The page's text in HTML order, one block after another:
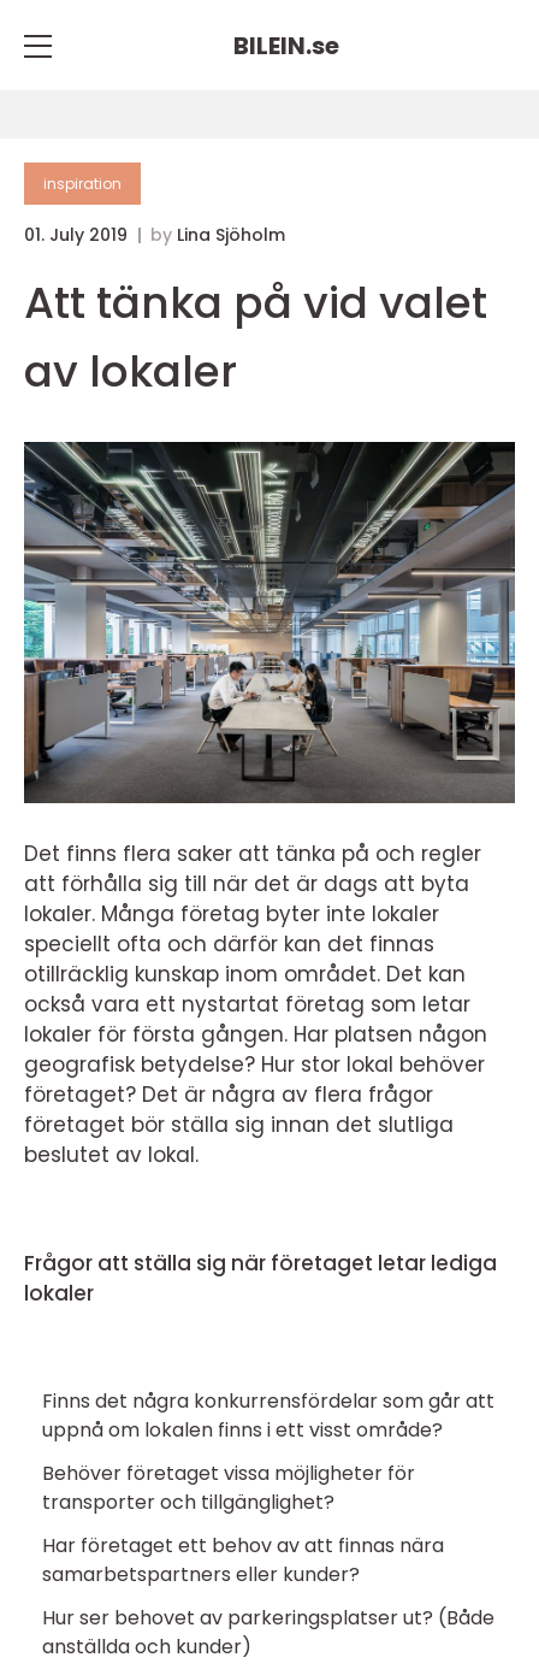
BILEIN.se
inspiration
01. July 2019 by Lina Sjöholm
Att tänka på vid valet
av lokaler
Det finns flera saker att tänka på och regler
att förhålla sig till när det är dags att byta
lokaler. Många företag byter inte lokaler
speciellt ofta och därför kan det finnas
otillräcklig kunskap inom området. Det kan
också vara ett nystartat företag som letar
lokaler för första gången. Har platsen någon
geografisk betydelse? Hur stor lokal behöver
företaget? Det är några av flera frågor
företaget bör ställa sig innan det slutliga
beslutet av lokal.
Frågor att ställa sig när företaget letar lediga
lokaler
Finns det några konkurrensfördelar som går att
uppnå om lokalen finns i ett visst område?
Behöver företaget vissa möjligheter för
transporter och tillgänglighet?
Har företaget ett behov av att finnas nära
samarbetspartners eller kunder?
Hur ser behovet av parkeringsplatser ut? (Både
anställda och kunder)